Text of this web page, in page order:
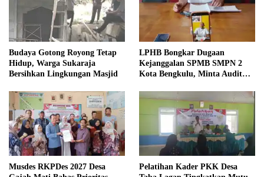
Budaya Gotong Royong Tetap
Hidup, Warga Sukaraja
Bersihkan Lingkungan Masjid
LPHB Bongkar Dugaan
Kejanggalan SPMB SMPN 2
Kota Bengkulu, Minta Audit
Musdes RKPDes 2027 Desa
Pelatihan Kader PKK Desa